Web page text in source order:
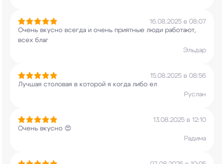
16.08.2025 в 08:07
Очень вкусно всегда и очень приятные люди работают,
всех благ
Эльдар
15.08.2025 в 08:56
Лучшая столовая в которой я когда либо ел
Руслан
13.08.2025 в 12:10
Очень вкусно 😍
Радима